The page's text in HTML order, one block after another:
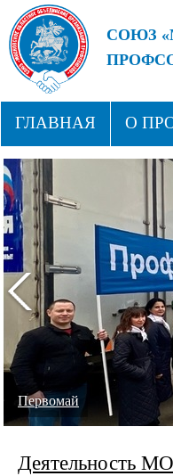
СОЮЗ
ГЛАВНАЯ О
СТРУКТУРА
Первомай
Деятельность